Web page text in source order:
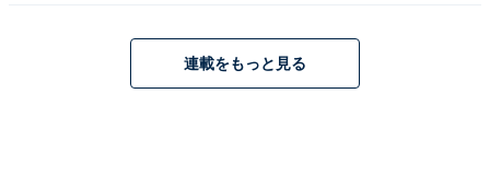
連載をもっと見る